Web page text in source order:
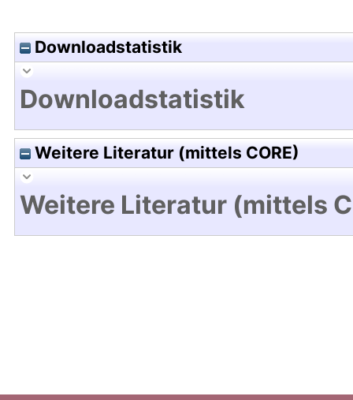
Downloadstatistik
Downloadstatistik
Weitere Literatur (mittels CORE)
Weitere Literatur (mittels